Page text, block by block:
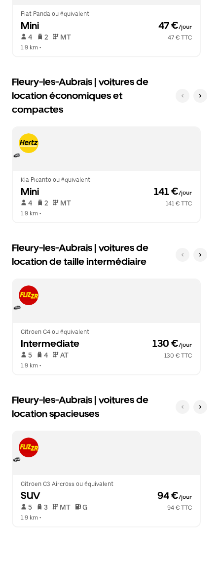
calendrier.
Fiat Panda ou équivalent
Mini 47 €/jour
4 2 MT
47 € TTC
1.9 km •
Fleury-les-Aubrais | voitures de
location économiques et
compactes
Kia Picanto ou équivalent
Mini 141 €/jour
4 2 MT
141 € TTC
1.9 km •
Fleury-les-Aubrais | voitures de
location de taille intermédiaire
Citroen C4 ou équivalent
Intermediate 130 €/jour
5 4 AT
130 € TTC
1.9 km •
Fleury-les-Aubrais | voitures de
location spacieuses
Citroen C3 Aircross ou équivalent
SUV 94 €/jour
5 3 MT G
94 € TTC
1.9 km •